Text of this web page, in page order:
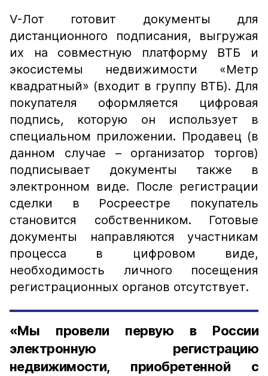
V-Лот готовит документы для
дистанционного подписания, выгружая
их на совместную платформу ВТБ и
экосистемы недвижимости «Метр
квадратный» (входит в группу ВТБ). Для
покупателя оформляется цифровая
подпись, которую он использует в
специальном приложении. Продавец (в
данном случае – организатор торгов)
подписывает документы также в
электронном виде. После регистрации
сделки в Росреестре покупатель
становится собственником. Готовые
документы направляются участникам
процесса в цифровом виде,
необходимость личного посещения
регистрационных органов отсутствует.
«Мы провели первую в России
электронную регистрацию
недвижимости, приобретенной с